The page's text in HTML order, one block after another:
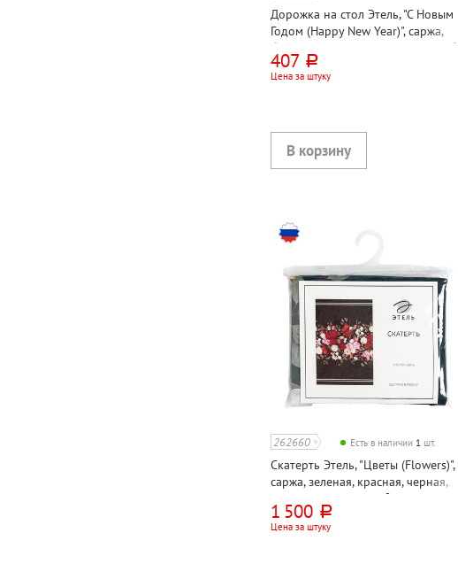
Дорожка на стол Этель, "С Новым
Годом (Happy New Year)", саржа,
белая, черная, 70см*30см, 190г⁄м²
407 руб.
Цена за штуку
262660 Есть в наличии 1 шт.
Скатерть Этель, "Цветы (Flowers)",
саржа, зеленая, красная, черная,
147см*110см, 190г⁄м²
1 500 руб.
Цена за штуку